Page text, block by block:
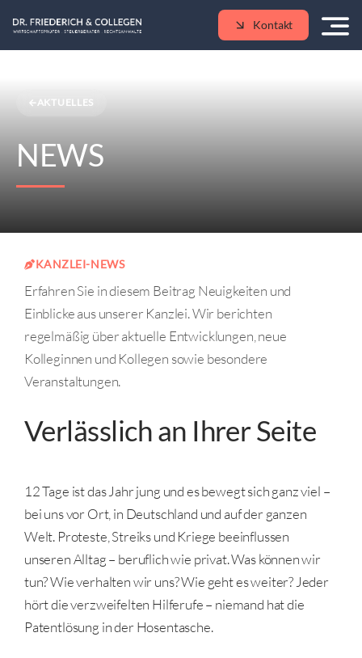
content
Kontakt
AKTUELLES
NEWS
KANZLEI-NEWS
Erfahren Sie in diesem Beitrag Neuigkeiten und
Einblicke aus unserer Kanzlei. Wir berichten
regelmäßig über aktuelle Entwicklungen, neue
Kolleginnen und Kollegen sowie besondere
Veranstaltungen.
Verlässlich an Ihrer Seite
12 Tage ist das Jahr jung und es bewegt sich ganz viel –
bei uns vor Ort, in Deutschland und auf der ganzen
Welt. Proteste, Streiks und Kriege beeinflussen
unseren Alltag – beruflich wie privat. Was können wir
tun? Wie verhalten wir uns? Wie geht es weiter? Jeder
hört die verzweifelten Hilferufe – niemand hat die
Patentlösung in der Hosentasche.